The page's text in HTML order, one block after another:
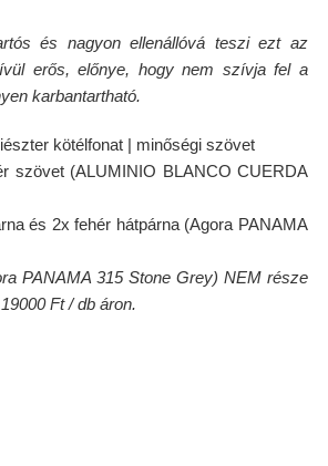
és nagyon ellenállóvá teszi ezt az
erős, előnye, hogy nem szívja fel a
karbantartható.
kötélfonat | minőségi szövet
szövet (ALUMINIO BLANCO CUERDA
és 2x fehér hátpárna (Agora PANAMA
PANAMA 315 Stone Grey) NEM része
19000 Ft / db áron.